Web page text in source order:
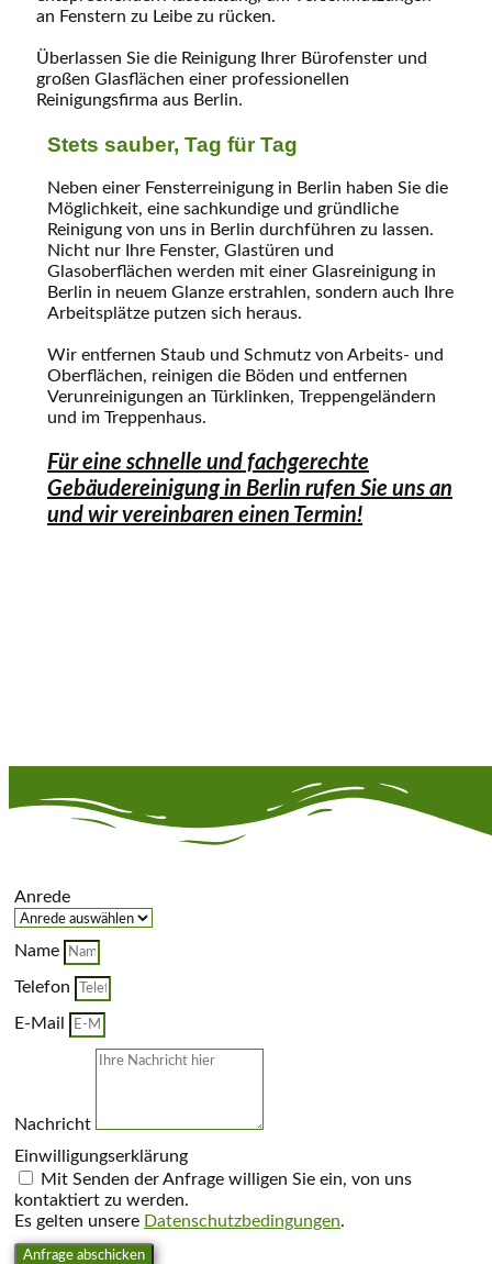
an Fenstern zu Leibe zu rücken.
Überlassen Sie die Reinigung Ihrer Bürofenster und
großen Glasflächen einer professionellen
Reinigungsfirma aus Berlin.
Stets sauber, Tag für Tag
Neben einer Fensterreinigung in Berlin haben Sie die
Möglichkeit, eine sachkundige und gründliche
Reinigung von uns in Berlin durchführen zu lassen.
Nicht nur Ihre Fenster, Glastüren und
Glasoberflächen werden mit einer Glasreinigung in
Berlin in neuem Glanze erstrahlen, sondern auch Ihre
Arbeitsplätze putzen sich heraus.
Wir entfernen Staub und Schmutz von Arbeits- und
Oberflächen, reinigen die Böden und entfernen
Verunreinigungen an Türklinken, Treppengeländern
und im Treppenhaus.
Für eine schnelle und fachgerechte
Gebäudereinigung in Berlin rufen Sie uns an
und wir vereinbaren einen Termin!
Anrede
Name
Telefon
E-Mail
Nachricht
Einwilligungserklärung
Mit Senden der Anfrage willigen Sie ein, von uns
kontaktiert zu werden.
Es gelten unsere Datenschutzbedingungen.
Anfrage abschicken